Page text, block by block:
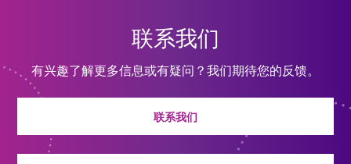
联系我们
有兴趣了解更多信息或有疑问？我们期待您的反馈。
联系我们